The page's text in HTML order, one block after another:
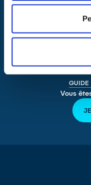
vouloirvous inscrire ou
GUIDE
Vous